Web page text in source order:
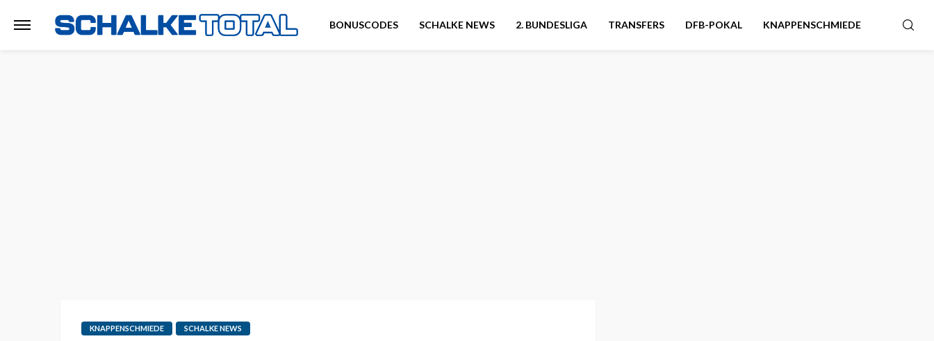
BONUSCODES SCHALKE NEWS 2. BUNDESLIGA TRANSFERS DFB-POKAL KNAPPENSCHMIEDE
KNAPPENSCHMIEDE SCHALKE NEWS